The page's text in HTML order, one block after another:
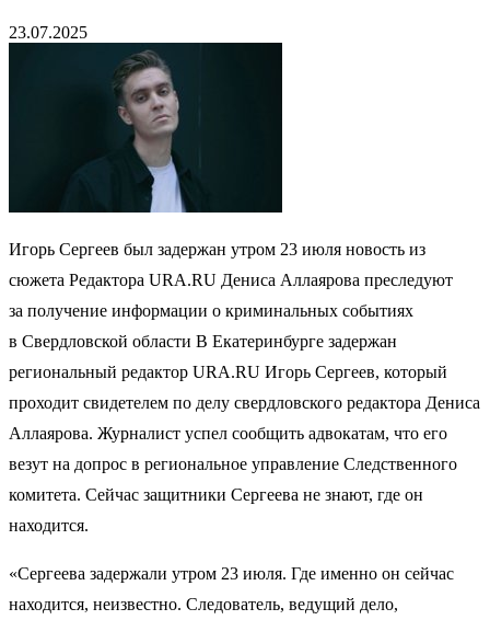
23.07.2025
Игорь Сергеев был задержан утром 23 июля новость из
сюжета Редактора URA.RU Дениса Аллаярова преследуют
за получение информации о криминальных событиях
в Свердловской области В Екатеринбурге задержан
региональный редактор URA.RU Игорь Сергеев, который
проходит свидетелем по делу свердловского редактора Дениса
Аллаярова. Журналист успел сообщить адвокатам, что его
везут на допрос в региональное управление Следственного
комитета. Сейчас защитники Сергеева не знают, где он
находится.
«Сергеева задержали утром 23 июля. Где именно он сейчас
находится, неизвестно. Следователь, ведущий дело,